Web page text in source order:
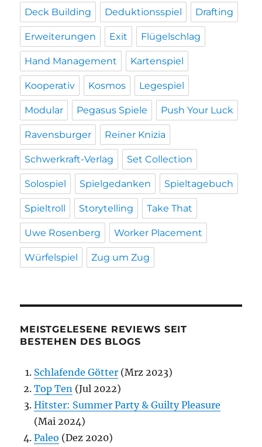
Deck Building Deduktionsspiel Drafting
Erweiterungen Exit Flügelschlag
Hand Management Kartenspiel
Kooperativ Kosmos Legespiel
Modular Pegasus Spiele Push Your Luck
Ravensburger Reiner Knizia
Schwerkraft-Verlag Set Collection
Solospiel Spielgedanken Spieltagebuch
Spieltroll Storytelling Take That
Uwe Rosenberg Worker Placement
Würfelspiel Zug um Zug
MEISTGELESENE REVIEWS SEIT
BESTEHEN DES BLOGS
Schlafende Götter (Mrz 2023)
Top Ten (Jul 2022)
Hitster: Summer Party & Guilty Pleasure
(Mai 2024)
Paleo (Dez 2020)